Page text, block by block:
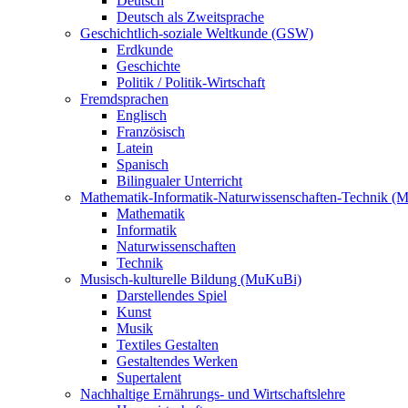
Deutsch als Zweitsprache
Geschichtlich-soziale Weltkunde (GSW)
Erdkunde
Geschichte
Politik / Politik-Wirtschaft
Fremdsprachen
Englisch
Französisch
Latein
Spanisch
Bilingualer Unterricht
Mathematik-Informatik-Naturwissenschaften-Technik
Mathematik
Informatik
Naturwissenschaften
Technik
Musisch-kulturelle Bildung (MuKuBi)
Darstellendes Spiel
Kunst
Musik
Textiles Gestalten
Gestaltendes Werken
Supertalent
Nachhaltige Ernährungs- und Wirtschaftslehre